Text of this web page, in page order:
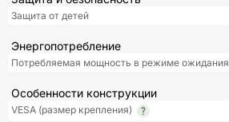
Защита от детей
Энергопотребление
Потребляемая мощность в режиме ожидания
Особенности конструкции
VESA (размер крепления)